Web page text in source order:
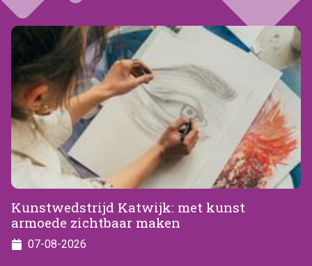
Hillegom
Lisse
Teylingen
Jongeren
Vrijwilligers
Fit & vitaal
Mantelzorg
Verhuur
Kunstwedstrijd Katwijk: met kunst
armoede zichtbaar maken
07-08-2026